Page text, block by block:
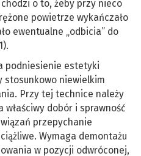
o to, żeby przy nieco
powietrze wykańczało
ewentualne „odbicia” do
podniesienie estetyki
stosunkowo niewielkim
Przy tej technice należy
właściwy dobór i sprawność
przepychanie
Wymaga demontażu
w pozycji odwróconej,